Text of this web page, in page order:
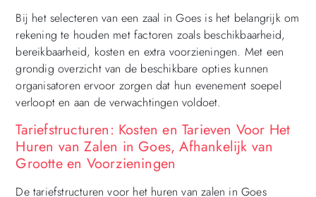
Bij het selecteren van een zaal in Goes is het belangrijk om
rekening te houden met factoren zoals beschikbaarheid,
bereikbaarheid, kosten en extra voorzieningen. Met een
grondig overzicht van de beschikbare opties kunnen
organisatoren ervoor zorgen dat hun evenement soepel
verloopt en aan de verwachtingen voldoet.
Tariefstructuren: Kosten en Tarieven Voor Het
Huren van Zalen in Goes, Afhankelijk van
Grootte en Voorzieningen
De tariefstructuren voor het huren van zalen in Goes